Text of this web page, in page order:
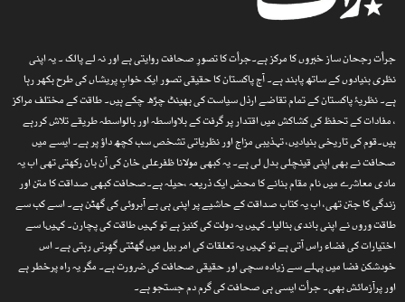
جرأت رجحان ساز خبروں کا مرکز ہے۔جرأت کا تصورِ صحافت روایتی ہے اور نہ لے پالک ۔ یہ اپنی
نظری بنیادوں کے ساتھ پابند ہے۔ آج پاکستان کا حقیقی تصور ایک خوابِ پریشاں کی طرح بکھر رہا
ہے۔ نظریۂ پاکستان کے تمام تقاضے ارذل سیاست کی بھینٹ چڑھ چکے ہیں۔ طاقت کے مختلف مراکز
، مفادات کے تحفظ کی کشاکش میں اقتدار پر گرفت کے بلاواسطہ اور بالواسطہ طریقے تلاش کررہے
ہیں۔قوم کی تاریخی بنیادیں، تہذیبی مزاج اور نظریاتی تشخص سب کچھ داؤ پر ہے۔ ایسے میں
صحافت نے بھی اپنی قینچلی بدل لی ہے۔ یہ کبھی مولانا ظفرعلی خان کی آن بان رکھتی تھی اب یہ
مادی معاشرے میں نام مقام بنانے کا محض ایک ذریعہ ،حیلہ ہے۔صحافت کبھی صداقت کا متن اور
زندگی کا جتن تھی، اب یہ کتاب صداقت کے حاشیے پر اپنی ہی بے آبروئی کی گھٹن ہے۔ اسے کب سے
طاقت وروں نے اپنی باندی بنالیا۔ کہیں یہ دولت کی کنیز ہے تو کہیں طاقت کی پچارن۔ کہیںا سے
اختیارات کی فضاء راس آتی ہے تو کہیں یہ تعلقات کی امر بیل میں گھٹتی گھِرتی رہتی ہے۔ اس
خودشکن فضا میں پہلے سے زیادہ سچی اور حقیقی صحافت کی ضرورت ہے۔ مگر یہ راہ پرخطر ہے
اور پرآزمائش بھی۔ جرأت ایسی ہی صحافت کی گرم دم جستجو ہے۔